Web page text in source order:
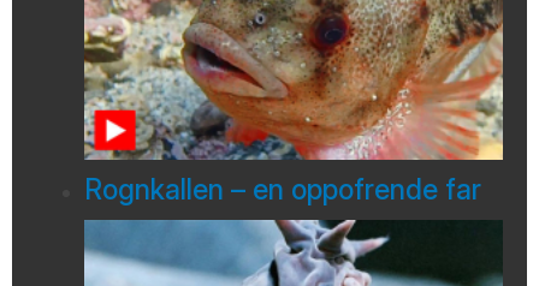
Rognkallen – en oppofrende far